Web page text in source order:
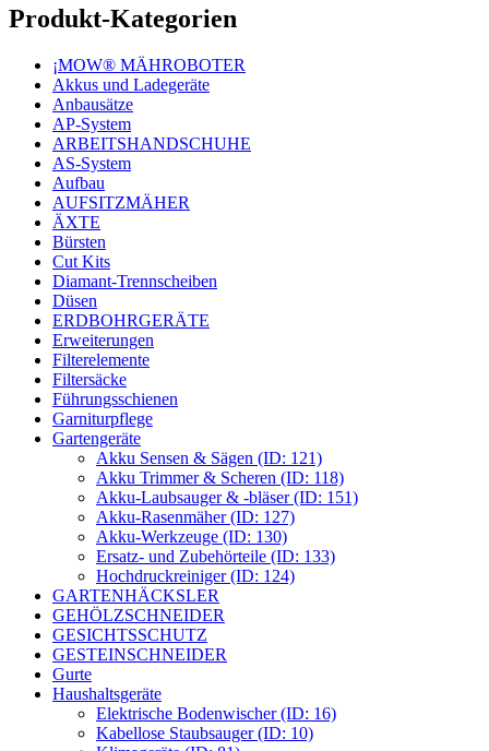
Produkt-Kategorien
¡MOW® MÄHROBOTER
Akkus und Ladegeräte
Anbausätze
AP-System
ARBEITSHANDSCHUHE
AS-System
Aufbau
AUFSITZMÄHER
ÄXTE
Bürsten
Cut Kits
Diamant-Trennscheiben
Düsen
ERDBOHRGERÄTE
Erweiterungen
Filterelemente
Filtersäcke
Führungsschienen
Garniturpflege
Gartengeräte
Akku Sensen & Sägen (ID: 121)
Akku Trimmer & Scheren (ID: 118)
Akku-Laubsauger & -bläser (ID: 151)
Akku-Rasenmäher (ID: 127)
Akku-Werkzeuge (ID: 130)
Ersatz- und Zubehörteile (ID: 133)
Hochdruckreiniger (ID: 124)
GARTENHÄCKSLER
GEHÖLZSCHNEIDER
GESICHTSSCHUTZ
GESTEINSCHNEIDER
Gurte
Haushaltsgeräte
Elektrische Bodenwischer (ID: 16)
Kabellose Staubsauger (ID: 10)